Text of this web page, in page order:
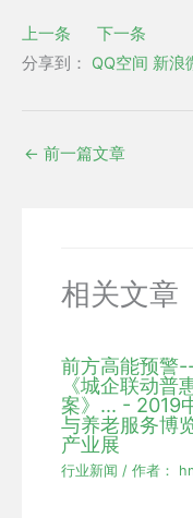
上一条
下一条
分享到：
QQ空间 新浪
← 前一篇文章
相关文章
前方高能预警
《城企联动普
案》... - 2019
与养老服务博
产业展
行业新闻 / 作者：